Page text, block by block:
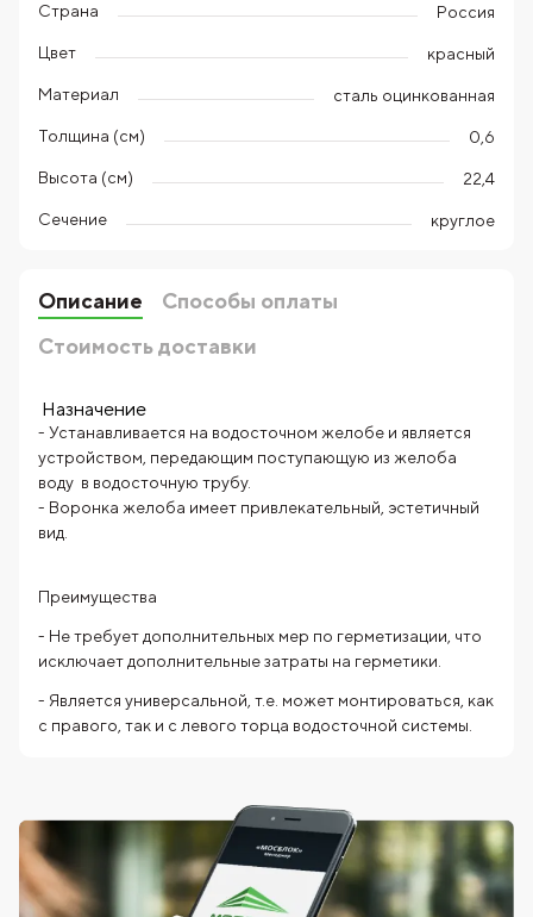
Страна Россия
Цвет красный
Материал сталь оцинкованная
Толщина (см) 0,6
Высота (см) 22,4
Сечение круглое
Описание
Способы оплаты
Стоимость доставки
Назначение
- Устанавливается на водосточном желобе и является
устройством, передающим поступающую из желоба
воду в водосточную трубу.
- Воронка желоба имеет привлекательный, эстетичный
вид.
Преимущества
- Не требует дополнительных мер по герметизации, что
исключает дополнительные затраты на герметики.
- Является универсальной, т.е. может монтироваться, как
с правого, так и с левого торца водосточной системы.